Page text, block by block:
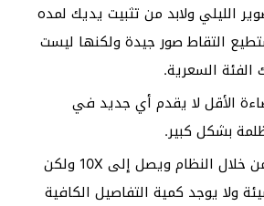
الليلي ولابد من تثبيت يديك لمده
التقاط صور جيدة ولكنها ليست
السعرية.
الأقل لا يقدم أي جديد في
بشكل كبير.
يدعم التقريب من خلال النظام ويصل إلى 10X ولكن
ولا يوجد كمية التفاصيل الكافية